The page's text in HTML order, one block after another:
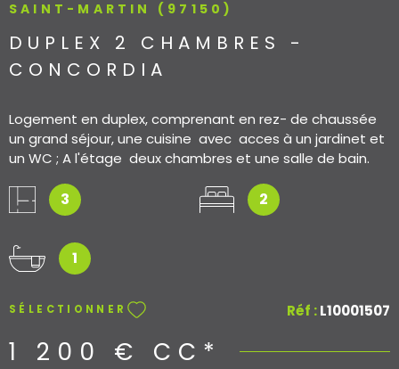
SAINT-MARTIN (97150)
DUPLEX 2 CHAMBRES -
CONCORDIA
Logement en duplex, comprenant en rez- de chaussée
un grand séjour, une cuisine avec acces à un jardinet et
un WC ; A l'étage deux chambres et une salle de bain.
3 2
1
SÉLECTIONNER Réf :L10001507
1 200 € CC*